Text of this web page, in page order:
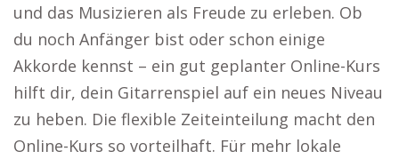
und das Musizieren als Freude zu erleben. Ob
du noch Anfänger bist oder schon einige
Akkorde kennst – ein gut geplanter Online-Kurs
hilft dir, dein Gitarrenspiel auf ein neues Niveau
zu heben. Die flexible Zeiteinteilung macht den
Online-Kurs so vorteilhaft. Für mehr lokale